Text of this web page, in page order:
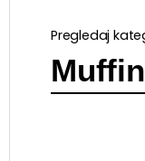
Pregledaj